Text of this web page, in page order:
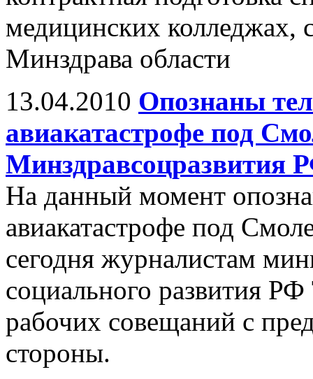
медицинских колледжах,
Минздрава области
13.04.2010 Опознаны
авиакатастрофе под
Минздравсоцразвития
На данный момент
авиакатастрофе под
сегодня журналистам
социального развития
рабочих совещаний с
стороны.